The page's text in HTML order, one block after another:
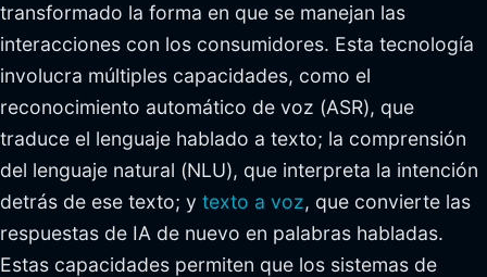
transformado la forma en que se manejan las
interacciones con los consumidores. Esta tecnología
involucra múltiples capacidades, como el
reconocimiento automático de voz (ASR), que
traduce el lenguaje hablado a texto; la comprensión
del lenguaje natural (NLU), que interpreta la intención
detrás de ese texto; y texto a voz, que convierte las
respuestas de IA de nuevo en palabras habladas.
Estas capacidades permiten que los sistemas de